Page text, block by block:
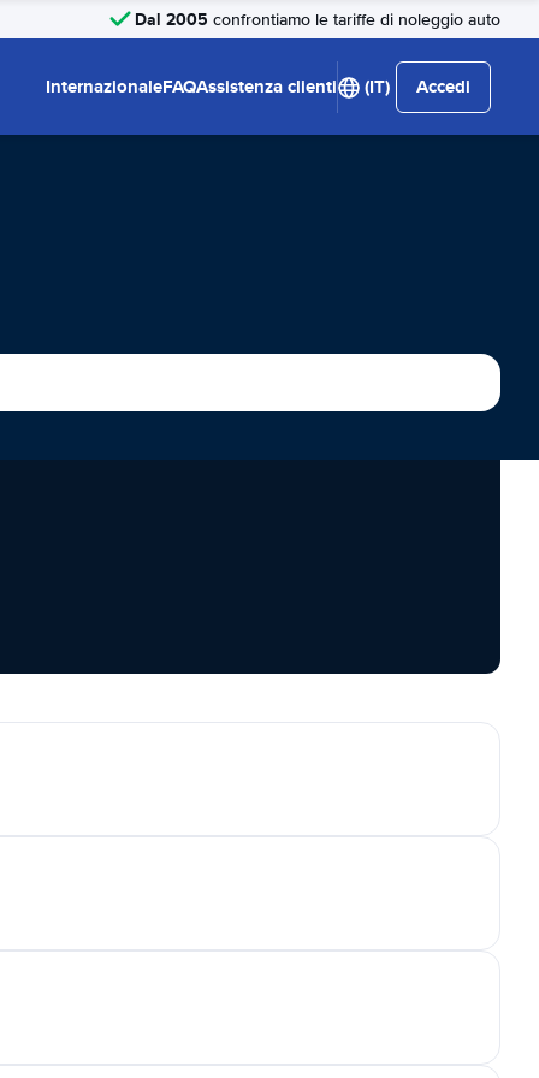
Dal 2005 confrontiamo le tariffe di noleggio auto
InternazionaleFAQAssistenza clienti (IT) Accedi